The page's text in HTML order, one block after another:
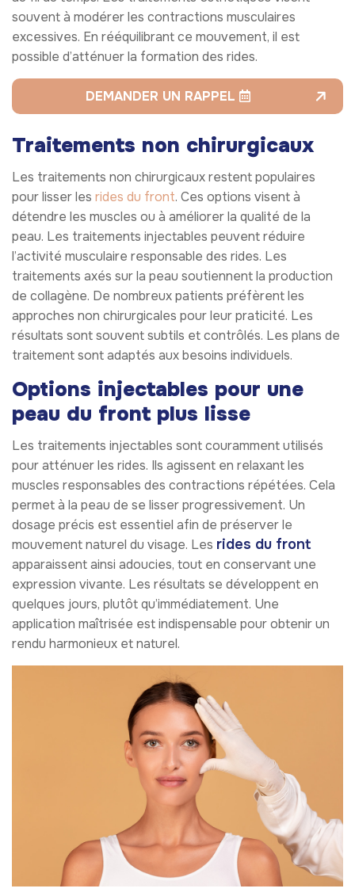
souvent à modérer les contractions musculaires
excessives. En rééquilibrant ce mouvement, il est
possible d’atténuer la formation des rides.
DEMANDER UN RAPPEL
Traitements non chirurgicaux
Les traitements non chirurgicaux restent populaires
pour lisser les rides du front. Ces options visent à
détendre les muscles ou à améliorer la qualité de la
peau. Les traitements injectables peuvent réduire
l’activité musculaire responsable des rides. Les
traitements axés sur la peau soutiennent la production
de collagène. De nombreux patients préfèrent les
approches non chirurgicales pour leur praticité. Les
résultats sont souvent subtils et contrôlés. Les plans de
traitement sont adaptés aux besoins individuels.
Options injectables pour une
peau du front plus lisse
Les traitements injectables sont couramment utilisés
pour atténuer les rides. Ils agissent en relaxant les
muscles responsables des contractions répétées. Cela
permet à la peau de se lisser progressivement. Un
dosage précis est essentiel afin de préserver le
mouvement naturel du visage. Les rides du front
apparaissent ainsi adoucies, tout en conservant une
expression vivante. Les résultats se développent en
quelques jours, plutôt qu’immédiatement. Une
application maîtrisée est indispensable pour obtenir un
rendu harmonieux et naturel.